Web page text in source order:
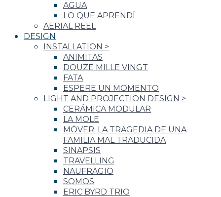
AGUA
LO QUE APRENDÍ
AERIAL REEL
DESIGN
INSTALLATION >
ANIMITAS
DOUZE MILLE VINGT
FATA
ESPERE UN MOMENTO
LIGHT AND PROJECTION DESIGN >
CERÁMICA MODULAR
LA MOLE
MÖVER: LA TRAGEDIA DE UNA
FAMILIA MAL TRADUCIDA
SINAPSIS
TRAVELLING
NAUFRAGIO
SOMOS
ERIC BYRD TRIO